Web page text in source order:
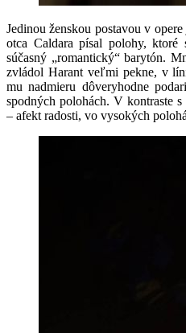
Jedinou ženskou postavou v
otca Caldara písal polohy,
súčasný „romantický“ barytón.
zvládol Harant veľmi pekne, v
mu nadmieru dôveryhodne
spodných polohách. V kontraste
– afekt radosti, vo vysokých